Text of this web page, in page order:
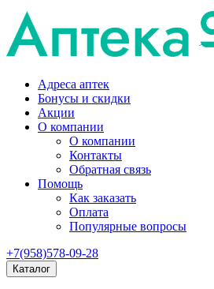
Адреса аптек
Бонусы и скидки
Акции
О компании
О компании
Контакты
Обратная связь
Помощь
Как заказать
Оплата
Популярные вопросы
+7(958)578-09-28
Каталог